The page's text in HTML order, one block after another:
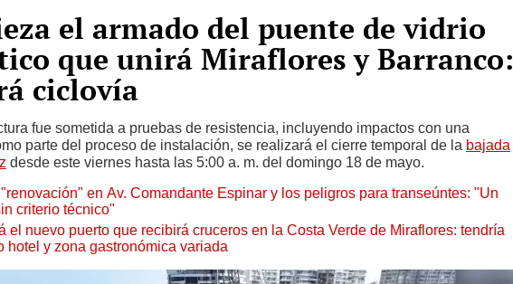
el armado del puente de vidrio
que unirá Miraflores y Barranco:
ciclovía
fue sometida a pruebas de resistencia, incluyendo impactos con una
parte del proceso de instalación, se realizará el cierre temporal de la bajada
desde este viernes hasta las 5:00 a. m. del domingo 18 de mayo.
en Av. Comandante Espinar y los peligros para transeúntes: "Un
criterio técnico"
el nuevo puerto que recibirá cruceros en la Costa Verde de Miraflores: tendría
hotel y zona gastronómica variada